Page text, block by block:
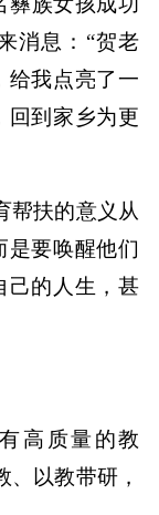
消息：“贺老
给我点亮了一
回到家乡为更
帮扶的意义从
是要唤醒他们
己的人生，甚
高质量的教
以教带研，